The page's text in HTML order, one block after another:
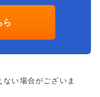
ら
い場合がございま